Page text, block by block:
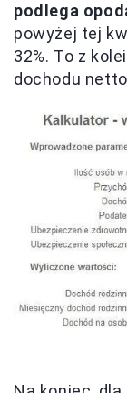
podlega
powyżej tej
32%. To z
dochodu